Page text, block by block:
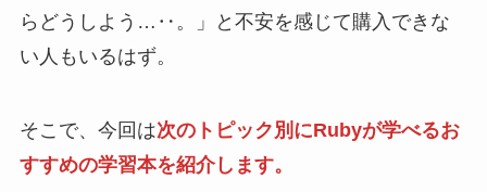
らどうしよう…‥。」と不安を感じて購入できな
い人もいるはず。
そこで、今回は次のトピック別にRubyが学べるお
すすめの学習本を紹介します。